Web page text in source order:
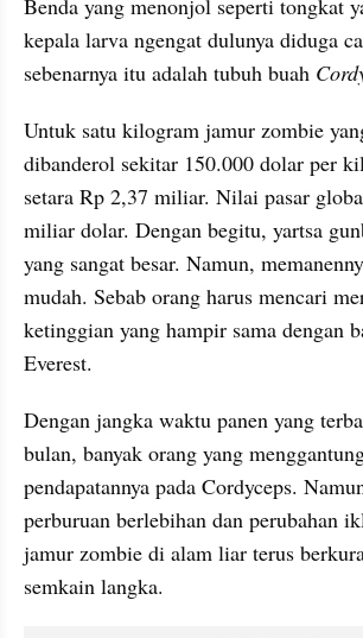
kepala larva ngengat dulunya diduga
sebenarnya itu adalah tubuh buah
Untuk satu kilogram jamur zombie
dibanderol sekitar 150.000 dolar per
setara Rp 2,37 miliar. Nilai pasar
miliar dolar. Dengan begitu, yartsa
yang sangat besar. Namun,
mudah. Sebab orang harus mencari
ketinggian yang hampir sama dengan
Everest.
Dengan jangka waktu panen yang
bulan, banyak orang yang
pendapatannya pada Cordyceps.
perburuan berlebihan dan perubahan
jamur zombie di alam liar terus
semkain langka.